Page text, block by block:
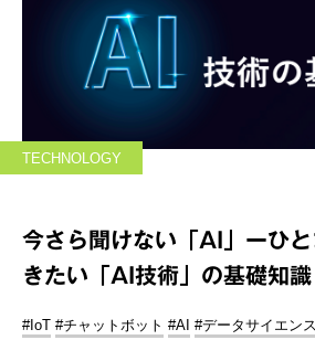
TECHNOLOGY
今さら聞けない「AI」ーひ
きたい「AI技術」の基礎知識
#IoT #チャットボット #AI #データサイエンス